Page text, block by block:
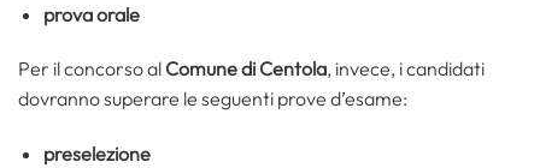
prova orale
Per il concorso al Comune di Centola, invece, i candidati
dovranno superare le seguenti prove d’esame:
preselezione